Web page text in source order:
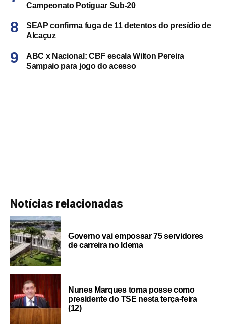
Campeonato Potiguar Sub-20
SEAP confirma fuga de 11 detentos do presídio de
Alcaçuz
ABC x Nacional: CBF escala Wilton Pereira
Sampaio para jogo do acesso
Notícias relacionadas
Governo vai empossar 75 servidores
de carreira no Idema
Nunes Marques toma posse como
presidente do TSE nesta terça-feira
(12)